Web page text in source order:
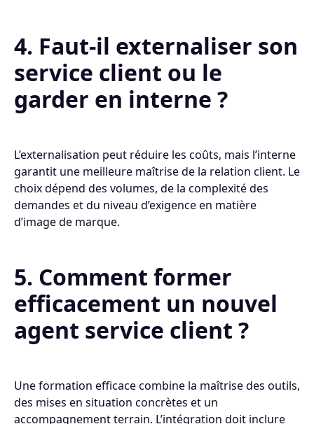
4. Faut-il externaliser son
service client ou le
garder en interne ?
L’externalisation peut réduire les coûts, mais l’interne
garantit une meilleure maîtrise de la relation client. Le
choix dépend des volumes, de la complexité des
demandes et du niveau d’exigence en matière
d’image de marque.
5. Comment former
efficacement un nouvel
agent service client ?
Une formation efficace combine la maîtrise des outils,
des mises en situation concrètes et un
accompagnement terrain. L’intégration doit inclure